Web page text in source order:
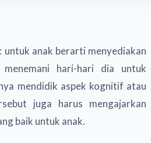
untuk anak berarti menyediakan
hari-hari dia untuk
mendidik aspek kognitif atau
juga harus mengajarkan
baik untuk anak.